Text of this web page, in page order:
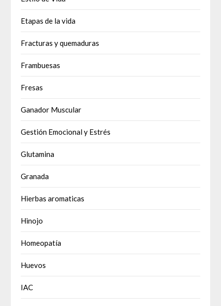
Etapas de la vida
Fracturas y quemaduras
Frambuesas
Fresas
Ganador Muscular
Gestión Emocional y Estrés
Glutamina
Granada
Hierbas aromaticas
Hinojo
Homeopatía
Huevos
IAC